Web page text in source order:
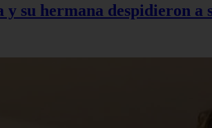
su hermana despidieron a